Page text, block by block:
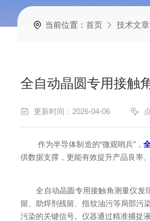
当前位置： 首页 技术文章
全自动晶圆专用接触
更新时间：2026-04-06
作为半导体制造的“微观哨兵”，
供数据支撑，更能有效提升产品良率
全自动晶圆专用接触角测量仪发现
留、助焊剂残留、指纹油污等局部污
污染的关键信号。仪器通过精准捕捉